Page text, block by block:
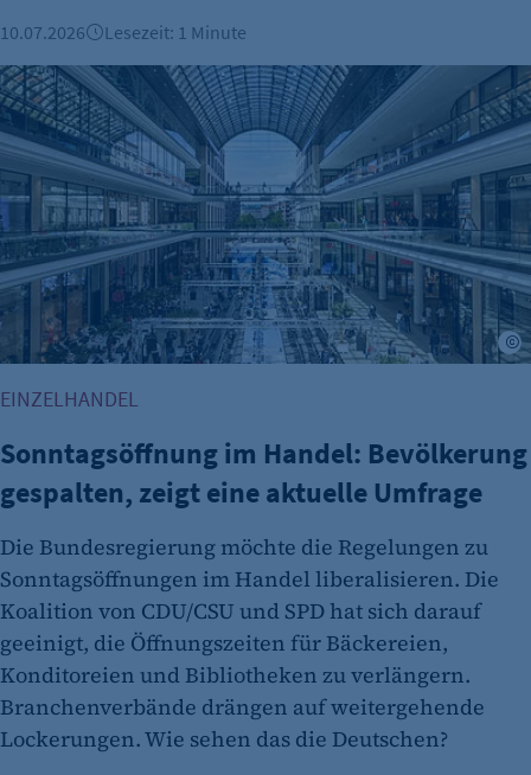
10.07.2026 Lesezeit: 1 Minute
Sonntagsöffnung im Handel: Bevölkerung gespalten, zeigt
EINZELHANDEL
Sonntagsöffnung im Handel: Bevölkerung
gespalten, zeigt eine aktuelle Umfrage
Die Bundesregierung möchte die Regelungen zu
Sonntagsöffnungen im Handel liberalisieren. Die
Koalition von CDU/CSU und SPD hat sich darauf
geeinigt, die Öffnungszeiten für Bäckereien,
Konditoreien und Bibliotheken zu verlängern.
Branchenverbände drängen auf weitergehende
Lockerungen. Wie sehen das die Deutschen?